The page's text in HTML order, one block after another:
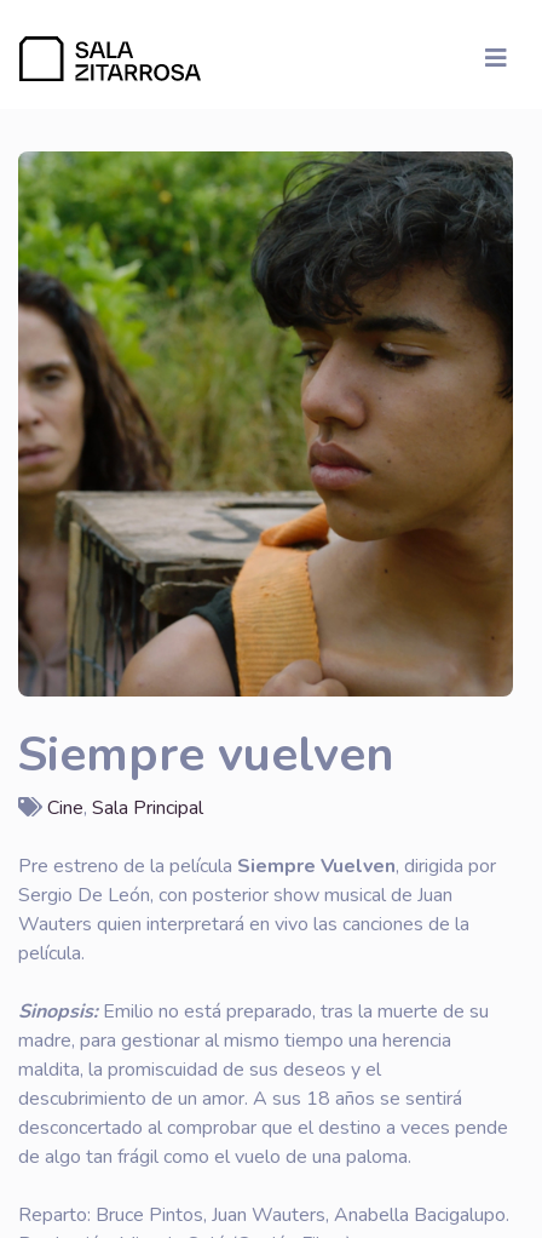
Siempre vuelven
Cine, Sala Principal
Pre estreno de la película Siempre Vuelven, dirigida por
Sergio De León, con posterior show musical de Juan
Wauters quien interpretará en vivo las canciones de la
película.
Sinopsis:Emilio no está preparado, tras la muerte de su
madre, para gestionar al mismo tiempo una herencia
maldita, la promiscuidad de sus deseos y el
descubrimiento de un amor. A sus 18 años se sentirá
desconcertado al comprobar que el destino a veces pende
de algo tan frágil como el vuelo de una paloma.
Reparto: Bruce Pintos, Juan Wauters, Anabella Bacigalupo.